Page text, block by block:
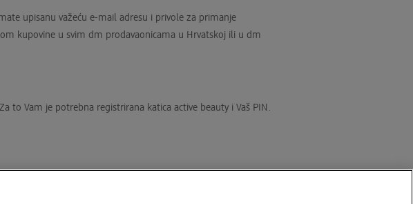
upisanu važeću e-mail adresu i privole za primanje
kupovine u svim dm prodavaonicama u Hrvatskoj ili u dm
to Vam je potrebna registrirana katica active beauty i Vaš PIN.